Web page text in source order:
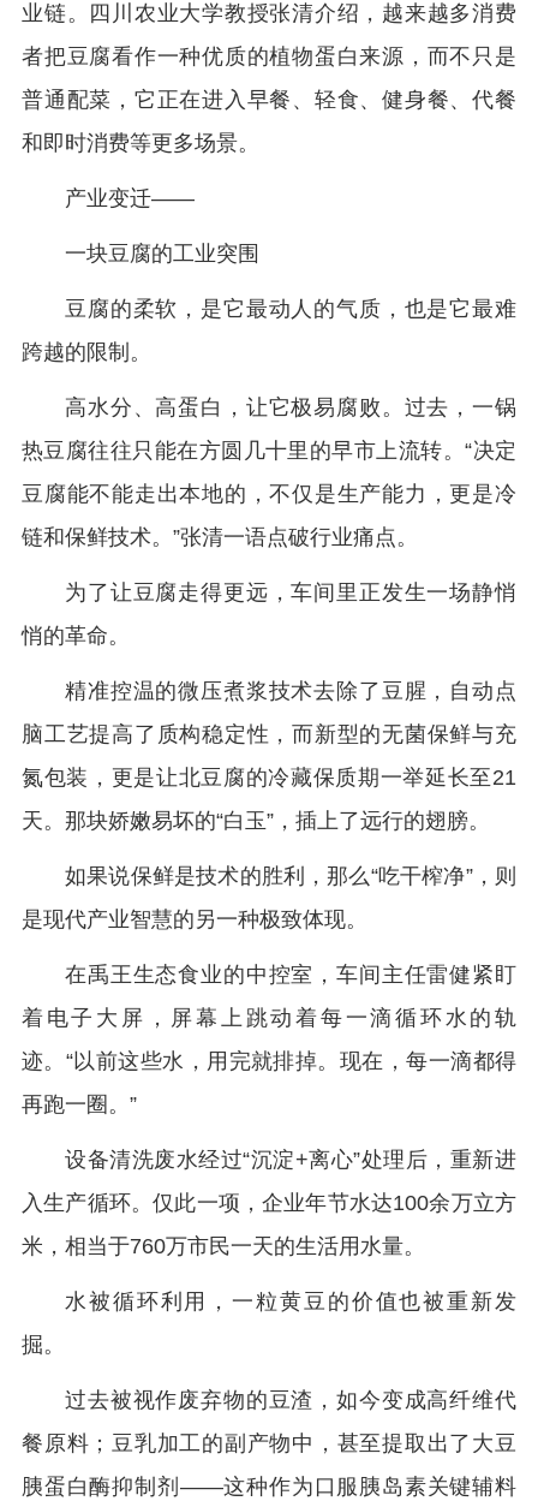
业链。四川农业大学教授张清介绍，越来越多消费
者把豆腐看作一种优质的植物蛋白来源，而不只是
普通配菜，它正在进入早餐、轻食、健身餐、代餐
和即时消费等更多场景。
产业变迁——
一块豆腐的工业突围
豆腐的柔软，是它最动人的气质，也是它最难
跨越的限制。
高水分、高蛋白，让它极易腐败。过去，一锅
热豆腐往往只能在方圆几十里的早市上流转。“决定
豆腐能不能走出本地的，不仅是生产能力，更是冷
链和保鲜技术。”张清一语点破行业痛点。
为了让豆腐走得更远，车间里正发生一场静悄
悄的革命。
精准控温的微压煮浆技术去除了豆腥，自动点
脑工艺提高了质构稳定性，而新型的无菌保鲜与充
氮包装，更是让北豆腐的冷藏保质期一举延长至21
天。那块娇嫩易坏的“白玉”，插上了远行的翅膀。
如果说保鲜是技术的胜利，那么“吃干榨净”，则
是现代产业智慧的另一种极致体现。
在禹王生态食业的中控室，车间主任雷健紧盯
着电子大屏，屏幕上跳动着每一滴循环水的轨
迹。“以前这些水，用完就排掉。现在，每一滴都得
再跑一圈。”
设备清洗废水经过“沉淀+离心”处理后，重新进
入生产循环。仅此一项，企业年节水达100余万立方
米，相当于760万市民一天的生活用水量。
水被循环利用，一粒黄豆的价值也被重新发
掘。
过去被视作废弃物的豆渣，如今变成高纤维代
餐原料；豆乳加工的副产物中，甚至提取出了大豆
胰蛋白酶抑制剂——这种作为口服胰岛素关键辅料